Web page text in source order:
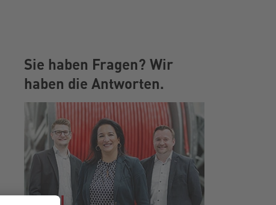
Sie haben Fragen? Wir
haben die Antworten.